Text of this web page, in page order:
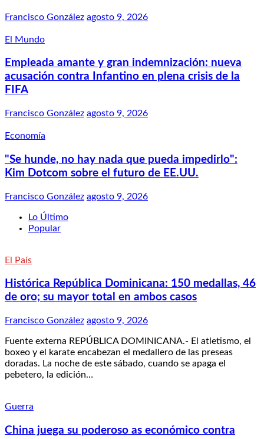
Francisco González agosto 9, 2026
El Mundo
Empleada amante y gran indemnización: nueva
acusación contra Infantino en plena crisis de la
FIFA
Francisco González agosto 9, 2026
Economía
"Se hunde, no hay nada que pueda impedirlo":
Kim Dotcom sobre el futuro de EE.UU.
Francisco González agosto 9, 2026
Lo Último
Popular
El País
Histórica República Dominicana: 150 medallas, 46
de oro; su mayor total en ambos casos
Francisco González agosto 9, 2026
Fuente externa REPÚBLICA DOMINICANA.- El atletismo, el
boxeo y el karate encabezan el medallero de las preseas
doradas. La noche de este sábado, cuando se apaga el
pebetero, la edición…
Guerra
China juega su poderoso as económico contra